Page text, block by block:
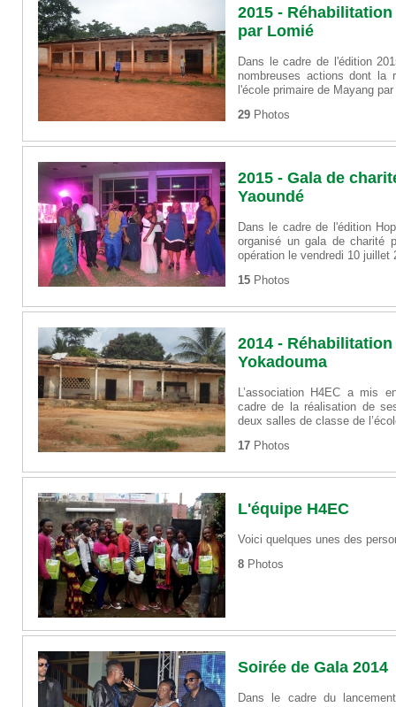
2015 -
par Lomié
Dans le cadre de l'édition
nombreuses actions dont la
l'école primaire de Mayang
29 Photos
2015 - Gala de
Yaoundé
Dans le cadre de l'édition
organisé un gala de charité
opération le vendredi 10 juillet
15 Photos
2014 -
Yokadouma
L’association H4EC a mis
cadre de la réalisation de
deux salles de classe de
17 Photos
L'équipe H4EC
Voici quelques unes des
8 Photos
Soirée de Gala 2014
Dans le cadre du